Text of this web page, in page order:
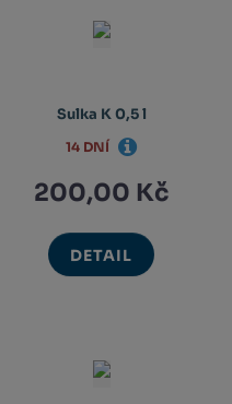
Sulka K 0,5 l
200,00 Kč
DETAIL
14 DNÍ